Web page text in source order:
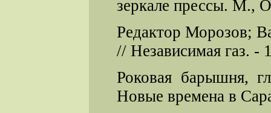
зеркале прессы. М.,
Редактор Морозов;
// Независимая газ.
Роковая барышня,
Новые времена в